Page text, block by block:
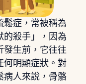
鬆症，常被稱為
的殺手」，因為
發生前，它往往
何明顯症狀。對
病人來說，骨骼